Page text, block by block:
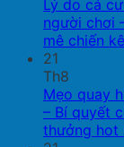
Lý do cá
người chơi
mê chiến kê
21
Th8
Mẹo quay
– Bí quyết
thưởng hot